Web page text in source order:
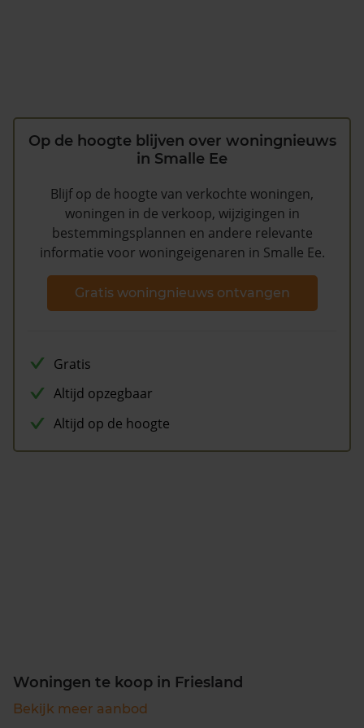
Op de hoogte blijven over woningnieuws
in Smalle Ee
Blijf op de hoogte van verkochte woningen,
woningen in de verkoop, wijzigingen in
bestemmingsplannen en andere relevante
informatie voor woningeigenaren in Smalle Ee.
Gratis woningnieuws ontvangen
Gratis
Altijd opzegbaar
Altijd op de hoogte
Woningen te koop in Friesland
Bekijk meer aanbod